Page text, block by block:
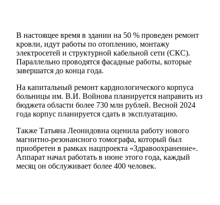
В настоящее время в здании на 50 % проведен ремонт
кровли, идут работы по отоплению, монтажу
электросетей и структурной кабельной сети (СКС).
Параллельно проводятся фасадные работы, которые
завершатся до конца года.
На капитальный ремонт кардиологического корпуса
больницы им. В.И. Войнова планируется направить из
бюджета области более 730 млн рублей. Весной 2024
года корпус планируется сдать в эксплуатацию.
Также Татьяна Леонидовна оценила работу нового
магнитно-резонансного томографа, который был
приобретен в рамках нацпроекта «Здравоохранение».
Аппарат начал работать в июне этого года, каждый
месяц он обслуживает более 400 человек.